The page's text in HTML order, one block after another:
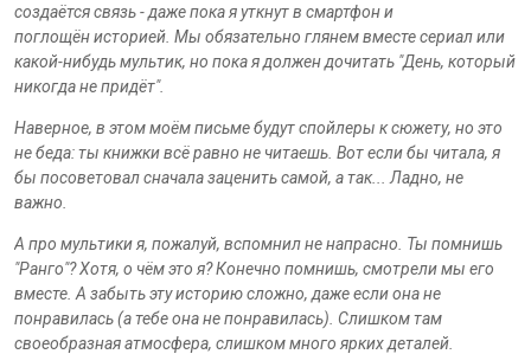
создаётся связь - даже пока я уткнут в смартфон и
поглощён историей. Мы обязательно глянем вместе сериал или
какой-нибудь мультик, но пока я должен дочитать "День, который
никогда не придёт".
Наверное, в этом моём письме будут спойлеры к сюжету, но это
не беда: ты книжки всё равно не читаешь. Вот если бы читала, я
бы посоветовал сначала заценить самой, а так... Ладно, не
важно.
А про мультики я, пожалуй, вспомнил не напрасно. Ты помнишь
"Ранго"? Хотя, о чём это я? Конечно помнишь, смотрели мы его
вместе. А забыть эту историю сложно, даже если она не
понравилась (а тебе она не понравилась). Слишком там
своеобразная атмосфера, слишком много ярких деталей.